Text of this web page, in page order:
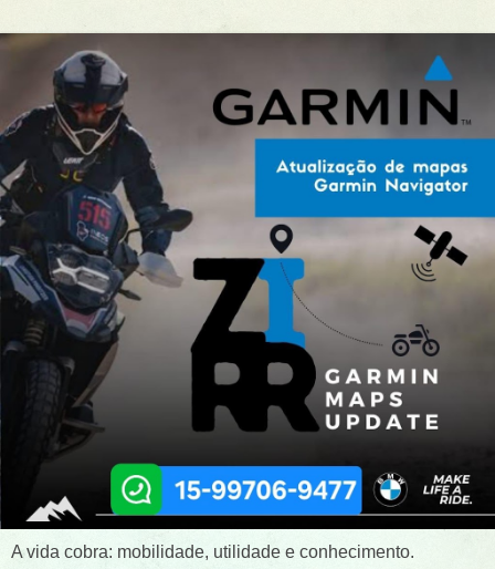
A vida cobra: mobilidade, utilidade e conhecimento.